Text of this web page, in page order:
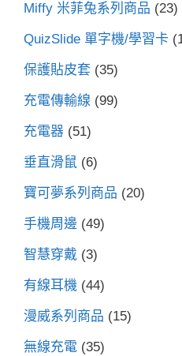
Miffy 米菲兔系列商品 (23)
QuizSlide 單字機/學習卡
保護貼皮套 (35)
充電傳輸線 (99)
充電器 (51)
垂直滑鼠 (6)
寶可夢系列商品 (20)
手機周邊 (49)
智慧穿戴 (3)
有線耳機 (44)
漫威系列商品 (15)
無線充電 (35)